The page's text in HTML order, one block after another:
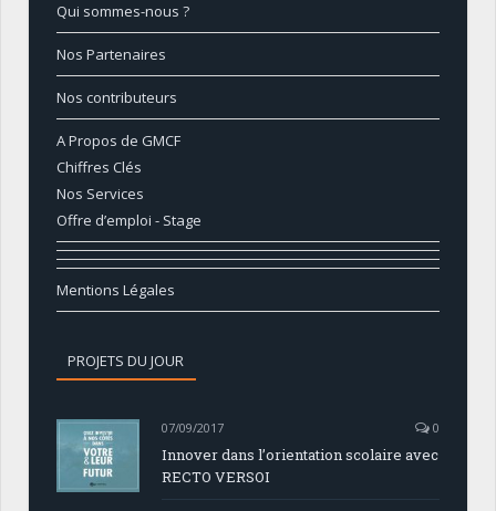
Qui sommes-nous ?
Nos Partenaires
Nos contributeurs
A Propos de GMCF
Chiffres Clés
Nos Services
Offre d’emploi - Stage
Mentions Légales
PROJETS DU JOUR
07/09/2017 0
Innover dans l’orientation scolaire avec
RECTO VERSOI